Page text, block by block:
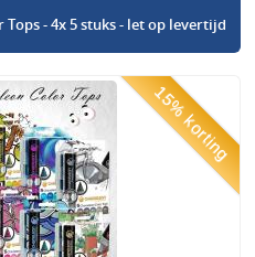
- 4x 5 stuks - let op levertijd
15% korting